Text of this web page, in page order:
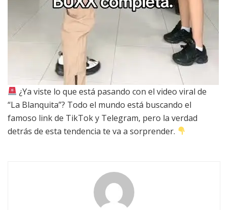
¿Ya viste lo que está pasando con el video viral de
“La Blanquita”? Todo el mundo está buscando el
famoso link de TikTok y Telegram, pero la verdad
detrás de esta tendencia te va a sorprender.